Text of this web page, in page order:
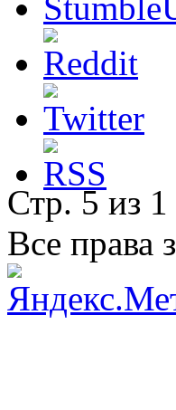
Стр. 5 из 1
Все права